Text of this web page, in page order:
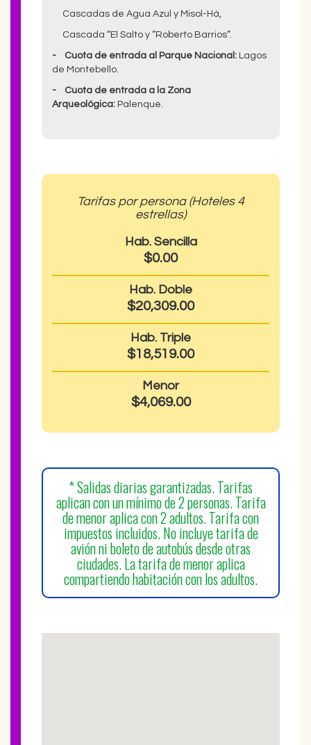
Cascadas de Agua Azul y Misol-Há,
Cascada “El Salto y ”Roberto Barrios”.
- Cuota de entrada al Parque Nacional: Lagos
de Montebello.
- Cuota de entrada a la Zona
Arqueológica: Palenque.
Tarifas por persona (Hoteles 4
estrellas)
Hab. Sencilla
$0.00
Hab. Doble
$20,309.00
Hab. Triple
$18,519.00
Menor
$4,069.00
* Salidas diarias garantizadas. Tarifas
aplican con un mínimo de 2 personas. Tarifa
de menor aplica con 2 adultos. Tarifa con
impuestos incluidos. No incluye tarifa de
avión ni boleto de autobús desde otras
ciudades. La tarifa de menor aplica
compartiendo habitación con los adultos.